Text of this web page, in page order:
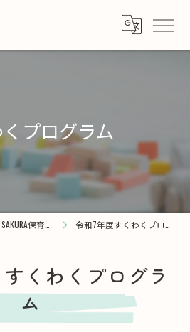
プログラム
SAKURA保育園 千川 令和7年度すくわくプログラム（千川）
くわくプログラ
ム